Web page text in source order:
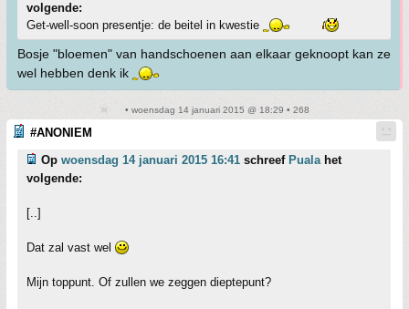
volgende:
Get-well-soon presentje: de beitel in kwestie
Bosje "bloemen" van handschoenen aan elkaar geknoopt kan ze
wel hebben denk ik
• woensdag 14 januari 2015 @ 18:29 • 268
#ANONIEM
Op woensdag 14 januari 2015 16:41 schreef Pualahet
volgende:
[..]
Dat zal vast wel
Mijn toppunt. Of zullen we zeggen dieptepunt?